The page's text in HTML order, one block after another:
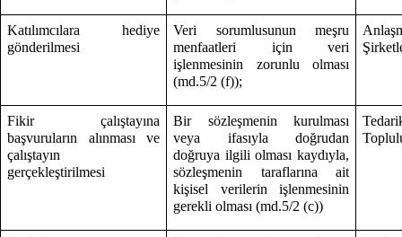
Katılımcılara hediye
gönderilmesi
Veri sorumlusunun meşru
menfaatleri için veri
işlenmesinin zorunlu olması
(md.5/2 (f));
Fikir çalıştayına
başvuruların alınması ve
çalıştayın
gerçekleştirilmesi
Bir sözleşmenin kurulması
veya ifasıyla doğrudan
doğruya ilgili olması kaydıyla,
sözleşmenin taraflarına ait
kişisel verilerin işlenmesinin
gerekli olması (md.5/2 (c))